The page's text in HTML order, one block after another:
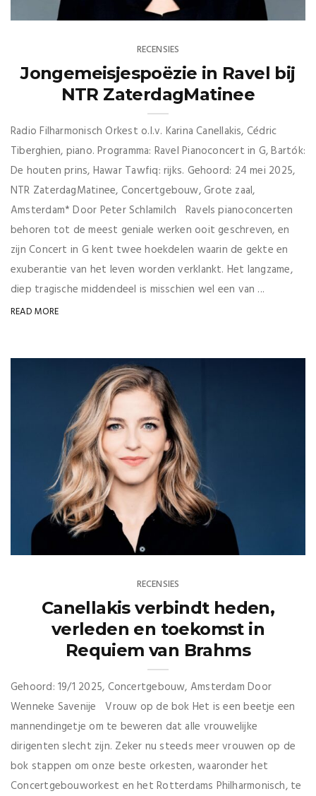
RECENSIES
Jongemeisjespoëzie in Ravel bij
NTR ZaterdagMatinee
Radio Filharmonisch Orkest o.l.v. Karina Canellakis, Cédric
Tiberghien, piano. Programma: Ravel Pianoconcert in G, Bartók:
De houten prins, Hawar Tawfiq: rijks. Gehoord: 24 mei 2025,
NTR ZaterdagMatinee, Concertgebouw, Grote zaal,
Amsterdam* Door Peter Schlamilch Ravels pianoconcerten
behoren tot de meest geniale werken ooit geschreven, en
zijn Concert in G kent twee hoekdelen waarin de gekte en
exuberantie van het leven worden verklankt. Het langzame,
diep tragische middendeel is misschien wel een van ...
READ MORE
RECENSIES
Canellakis verbindt heden,
verleden en toekomst in
Requiem van Brahms
Gehoord: 19/1 2025, Concertgebouw, Amsterdam Door
Wenneke Savenije Vrouw op de bok Het is een beetje een
mannendingetje om te beweren dat alle vrouwelijke
dirigenten slecht zijn. Zeker nu steeds meer vrouwen op de
bok stappen om onze beste orkesten, waaronder het
Concertgebouworkest en het Rotterdams Philharmonisch, te